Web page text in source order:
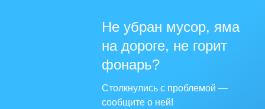
Не убран мусор, яма
на дороге, не горит
фонарь?
Столкнулись с проблемой —
сообщите о ней!